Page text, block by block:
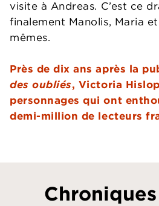
visite à Andreas. C’est ce
finalement Manolis, Maria
mêmes.
Près de dix ans après la
des oubliés, Victoria
personnages qui ont
demi-million de lecteurs